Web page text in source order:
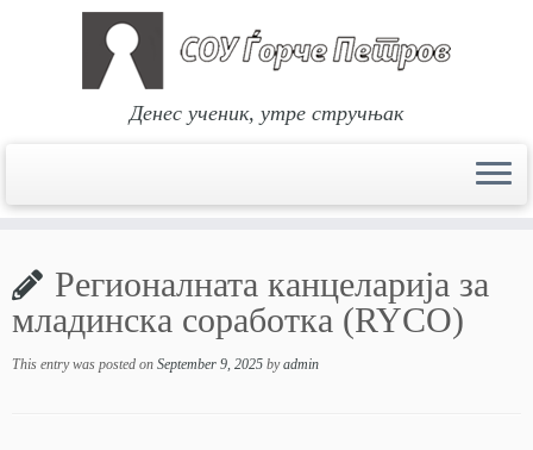
content
Денес ученик, утре стручњак
Регионалната канцеларија за
младинска соработка (RYCO)
This entry was posted on September 9, 2025 byadmin